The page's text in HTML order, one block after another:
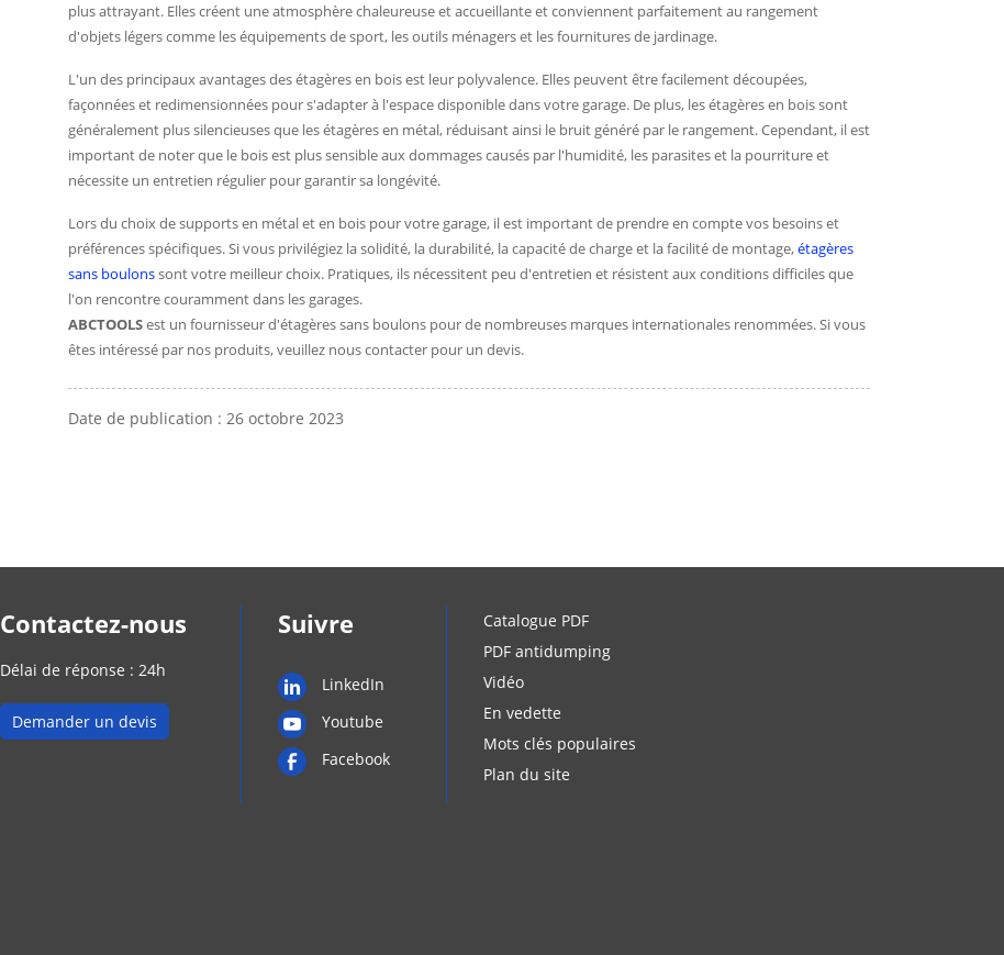
plus attrayant. Elles créent une atmosphère chaleureuse et accueillante et conviennent parfaitement au rangement
d'objets légers comme les équipements de sport, les outils ménagers et les fournitures de jardinage.
L'un des principaux avantages des étagères en bois est leur polyvalence. Elles peuvent être facilement découpées,
façonnées et redimensionnées pour s'adapter à l'espace disponible dans votre garage. De plus, les étagères en bois sont
généralement plus silencieuses que les étagères en métal, réduisant ainsi le bruit généré par le rangement. Cependant, il est
important de noter que le bois est plus sensible aux dommages causés par l'humidité, les parasites et la pourriture et
nécessite un entretien régulier pour garantir sa longévité.
Lors du choix de supports en métal et en bois pour votre garage, il est important de prendre en compte vos besoins et
préférences spécifiques. Si vous privilégiez la solidité, la durabilité, la capacité de charge et la facilité de montage,étagères
sans boulonssont votre meilleur choix. Pratiques, ils nécessitent peu d'entretien et résistent aux conditions difficiles que
l'on rencontre couramment dans les garages.
ABCTOOLSest un fournisseur d'étagères sans boulons pour de nombreuses marques internationales renommées. Si vous
êtes intéressé par nos produits, veuillez nous contacter pour un devis.
Date de publication : 26 octobre 2023
Contactez-nous
Délai de réponse : 24h
Demander un devis
Suivre
LinkedIn
Youtube
Facebook
Catalogue PDF
PDF antidumping
Vidéo
En vedette
Mots clés populaires
Plan du site